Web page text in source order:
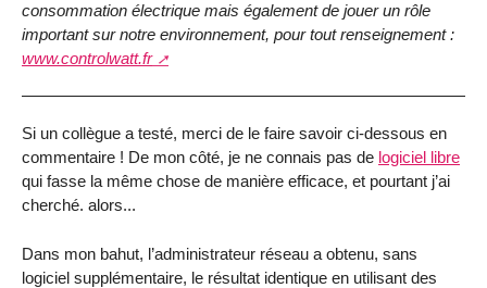
consommation électrique mais également de jouer un rôle
important sur notre environnement, pour tout renseignement :
www.controlwatt.fr
Si un collègue a testé, merci de le faire savoir ci-dessous en
commentaire ! De mon côté, je ne connais pas de logiciel libre
qui fasse la même chose de manière efficace, et pourtant j’ai
cherché. alors...
Dans mon bahut, l’administrateur réseau a obtenu, sans
logiciel supplémentaire, le résultat identique en utilisant des